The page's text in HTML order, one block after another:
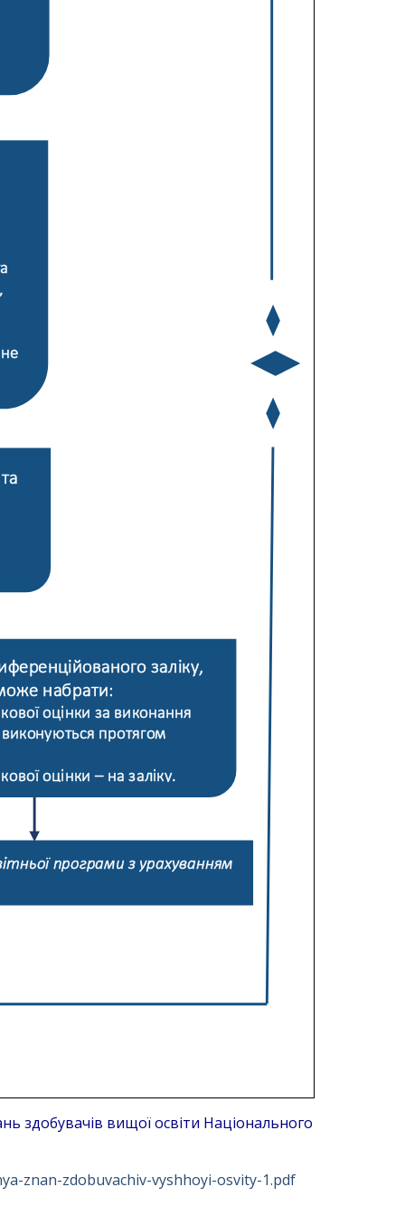
здобувачів вищоїосвіти Національного
znan-zdobuvachiv-vyshhoyi-osvity-1.pdf